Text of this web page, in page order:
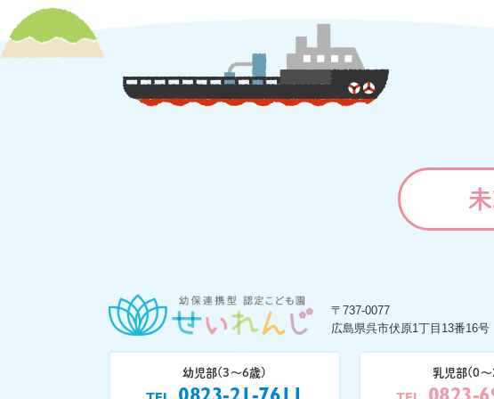
〒737-0077
広島県呉市伏原1丁目13番16号
幼児部(3〜6歳) 乳児部(0